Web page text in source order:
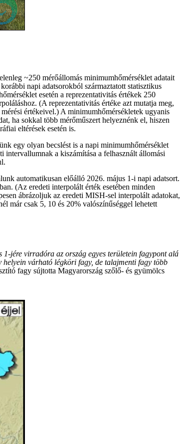
~250 mérőállomás minimumhőmérséklet adatait
napi adatsorokból származtatott statisztikus
esetén a reprezentativitás értékek 250
(A reprezentativitás értéke azt mutatja meg,
értékeivel.) A minimumhőmérsékletek ugyanis
ha sokkal több mérőműszert helyeznénk el, hiszen
eltérések esetén is.
egy olyan becslést is a napi minimumhőmérséklet
intervallumnak a kiszámítása a felhasznált állomási
automatikusan előálló 2026. május 1-i napi adatsort.
(Az eredeti interpolált érték esetében minden
ábrázoljuk az eredeti MISH-sel interpolált adatokat,
már csak 5, 10 és 20% valószínűséggel lehetett
jére virradóra az ország egyes területein fagypont alá
helyein várható légköri fagy, de talajmenti fagy több
fagy sújtotta Magyarország szőlő- és gyümölcs